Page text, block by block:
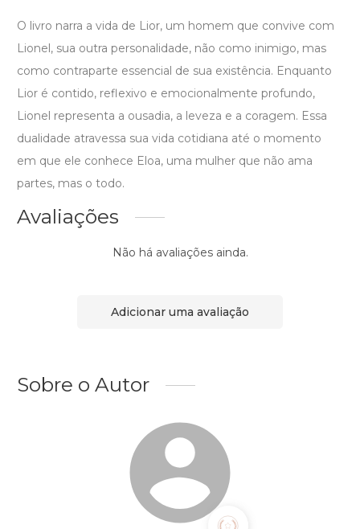
O livro narra a vida de Lior, um homem que convive com
Lionel, sua outra personalidade, não como inimigo, mas
como contraparte essencial de sua existência. Enquanto
Lior é contido, reflexivo e emocionalmente profundo,
Lionel representa a ousadia, a leveza e a coragem. Essa
dualidade atravessa sua vida cotidiana até o momento
em que ele conhece Eloa, uma mulher que não ama
partes, mas o todo.
Avaliações
Não há avaliações ainda.
Adicionar uma avaliação
Sobre o Autor